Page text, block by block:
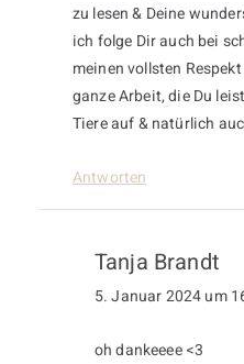
zu lesen & Deine
ich folge Dir auch bei
meinen vollsten
ganze Arbeit, die Du
Tiere auf & natürlich
Antworten
Tanja Brandt
5. Januar 2024 um
oh dankeeee <3